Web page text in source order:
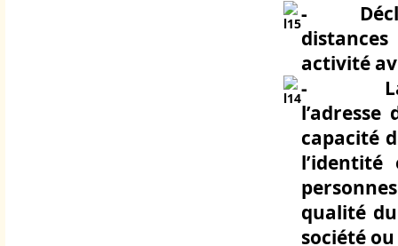
-
activité
-
capacité
qualité
société